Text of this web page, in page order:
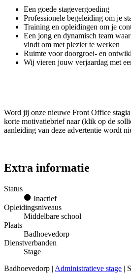
Een goede stagevergoeding
Professionele begeleiding om je
Training en opleidingen om je
Een jong en dynamisch team
vindt om met plezier te werken
Ruimte voor doorgroei- en
Wij vieren jouw verjaardag met
Word jij onze nieuwe Front Office
korte motivatiebrief naar (klik op de
aanleiding van deze advertentie wordt
Extra informatie
Status
Inactief
Opleidingsniveaus
Middelbare school
Plaats
Badhoevedorp
Dienstverbanden
Stage
Badhoevedorp | Administratieve stage |